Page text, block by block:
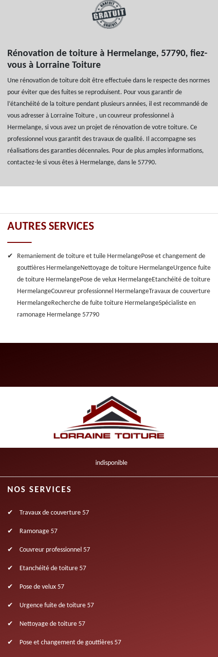
Rénovation de toiture à Hermelange, 57790, fiez-
vous à Lorraine Toiture
Une rénovation de toiture doit être effectuée dans le respecte des normes
pour éviter que des fuites se reproduisent. Pour vous garantir de
l’étanchéité de la toiture pendant plusieurs années, il est recommandé de
vous adresser à Lorraine Toiture , un couvreur professionnel à
Hermelange, si vous avez un projet de rénovation de votre toiture. Ce
professionnel vous garantit des travaux de qualité. Il accompagne ses
réalisations des garanties décennales. Pour de plus amples informations,
contactez-le si vous êtes à Hermelange, dans le 57790.
AUTRES SERVICES
Remaniement de toiture et tuile HermelangePose et changement de
gouttières HermelangeNettoyage de toiture HermelangeUrgence fuite
de toiture HermelangePose de velux HermelangeEtanchéité de toiture
HermelangeCouvreur professionnel HermelangeTravaux de couverture
HermelangeRecherche de fuite toiture HermelangeSpécialiste en
ramonage Hermelange 57790
indisponible
NOS SERVICES
Travaux de couverture 57
Ramonage 57
Couvreur professionnel 57
Etanchéité de toiture 57
Pose de velux 57
Urgence fuite de toiture 57
Nettoyage de toiture 57
Pose et changement de gouttières 57